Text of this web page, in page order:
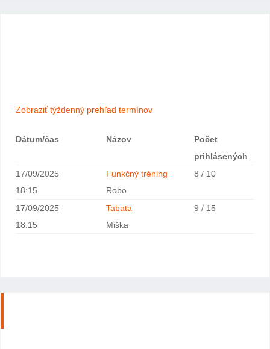
Zobraziť týždenný prehľad termínov
Dátum/čas Názov
Počet
prihlásených
17/09/2025
18:15
Funkčný tréning
Robo
8 / 10
17/09/2025
18:15
Tabata
Miška
9 / 15